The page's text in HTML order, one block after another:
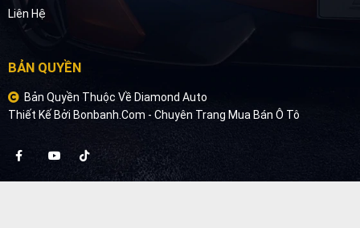
Liên Hệ
BẢN QUYỀN
Bản Quyền Thuộc Về Diamond Auto
Thiết Kế Bởi Bonbanh.com - Chuyên Trang Mua Bán Ô Tô